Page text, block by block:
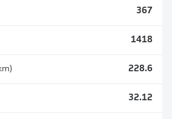
367
1418
228.6
32.12